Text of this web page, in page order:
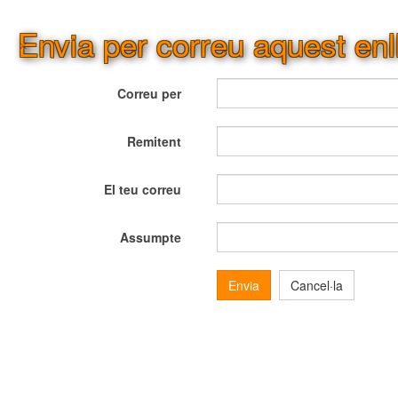
Envia per correu aquest
×
Correu per
Remitent
El teu correu
Assumpte
Envia Cancel·la